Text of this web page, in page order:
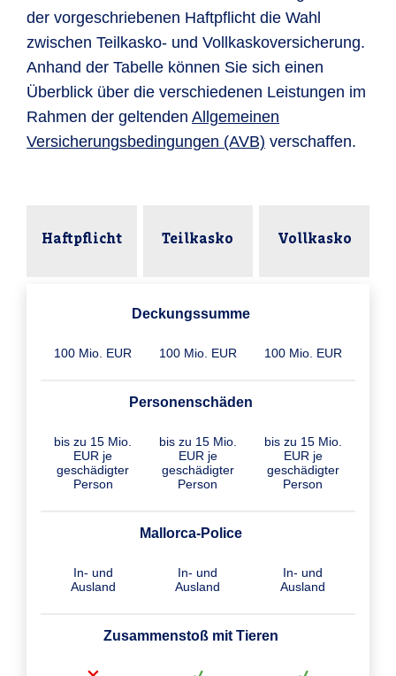
der vorgeschriebenen Haftpflicht die Wahl
zwischen Teilkasko- und Vollkaskoversicherung.
Anhand der Tabelle können Sie sich einen
Überblick über die verschiedenen Leistungen im
Rahmen der geltenden Allgemeinen
Versicherungsbedingungen (AVB) verschaffen.
Haftpflicht Teilkasko Vollkasko
Deckungssumme
100 Mio. EUR 100 Mio. EUR 100 Mio. EUR
Personenschäden
bis zu 15 Mio.
EUR je
geschädigter
Person
bis zu 15 Mio.
EUR je
geschädigter
Person
bis zu 15 Mio.
EUR je
geschädigter
Person
Mallorca-Police
In- und
Ausland
In- und
Ausland
In- und
Ausland
Zusammenstoß mit Tieren